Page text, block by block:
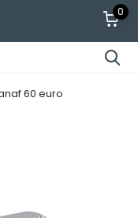
0
60 euro